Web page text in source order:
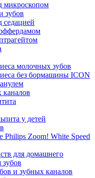
микроскопом
зубов
седацией
молочных зубов
без бормашины ICON
каналов
у детей
Philips Zoom! White Speed
для домашнего
зубов
и зубных каналов